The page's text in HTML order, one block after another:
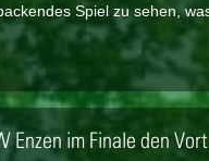
Spiel zu sehen,
Enzen im Finale den